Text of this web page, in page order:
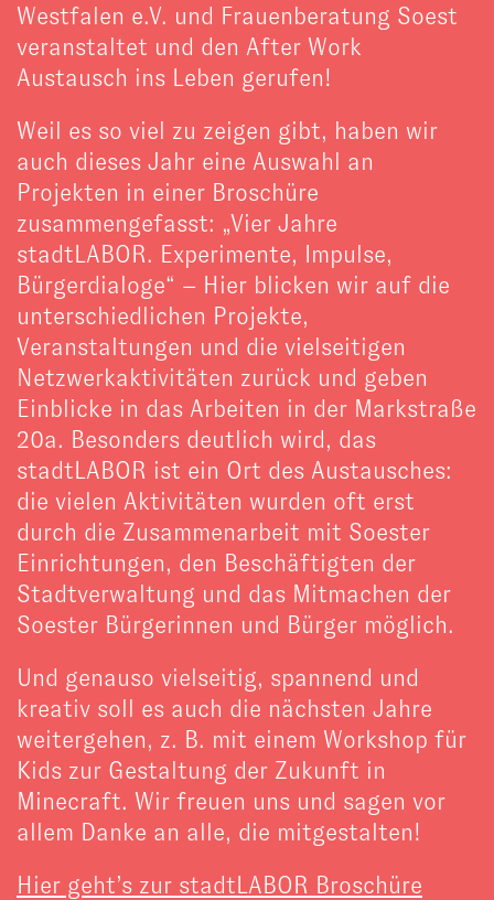
Westfalen e.V. und Frauenberatung Soest
veranstaltet und den After Work
Austausch ins Leben gerufen!
Weil es so viel zu zeigen gibt, haben wir
auch dieses Jahr eine Auswahl an
Projekten in einer Broschüre
zusammengefasst: „Vier Jahre
stadtLABOR. Experimente, Impulse,
Bürgerdialoge“ – Hier blicken wir auf die
unterschiedlichen Projekte,
Veranstaltungen und die vielseitigen
Netzwerkaktivitäten zurück und geben
Einblicke in das Arbeiten in der Markstraße
20a. Besonders deutlich wird, das
stadtLABOR ist ein Ort des Austausches:
die vielen Aktivitäten wurden oft erst
durch die Zusammenarbeit mit Soester
Einrichtungen, den Beschäftigten der
Stadtverwaltung und das Mitmachen der
Soester Bürgerinnen und Bürger möglich.
Und genauso vielseitig, spannend und
kreativ soll es auch die nächsten Jahre
weitergehen, z. B. mit einem Workshop für
Kids zur Gestaltung der Zukunft in
Minecraft. Wir freuen uns und sagen vor
allem Danke an alle, die mitgestalten!
Hier geht’s zur stadtLABOR Broschüre